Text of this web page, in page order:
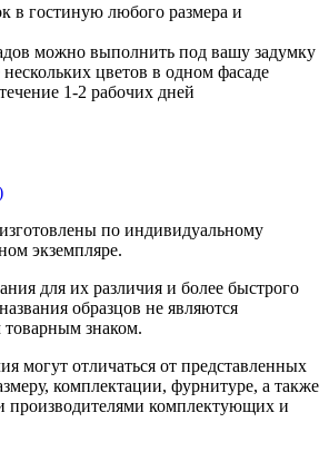
в гостиную любого размера и
можно выполнить под вашу задумку
цветов в одном фасаде
1-2 рабочих дней
по индивидуальному
экземпляре.
для их различия и более быстрого
образцов не являются
товарным знаком.
могут отличаться от представленных
комплектации, фурнитуре, а также
производителями комплектующих и